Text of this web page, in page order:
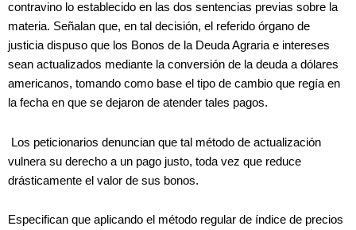
contravino lo establecido en las dos sentencias previas sobre la
materia. Señalan que, en tal decisión, el referido órgano de
justicia dispuso que los Bonos de la Deuda Agraria e intereses
sean actualizados mediante la conversión de la deuda a dólares
americanos, tomando como base el tipo de cambio que regía en
la fecha en que se dejaron de atender tales pagos.
Los peticionarios denuncian que tal método de actualización
vulnera su derecho a un pago justo, toda vez que reduce
drásticamente el valor de sus bonos.
Especifican que aplicando el método regular de índice de precios